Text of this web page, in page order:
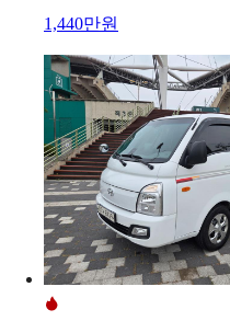
1,440만원